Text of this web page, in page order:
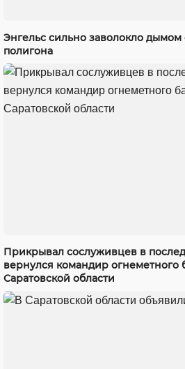
Энгельс сильно заволокло
полигона
Прикрывал сослуживцев в
вернулся командир огнеметного
Саратовской области